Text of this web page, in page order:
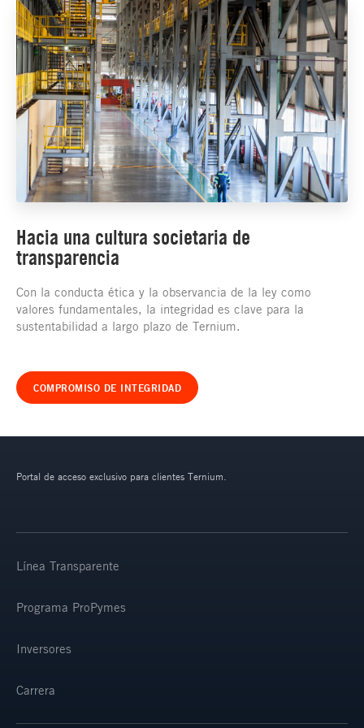
Hacia una cultura societaria de
transparencia
Con la conducta ética y la observancia de la ley como
valores fundamentales, la integridad es clave para la
sustentabilidad a largo plazo de Ternium.
COMPROMISO DE INTEGRIDAD
Portal de acceso exclusivo para clientes Ternium.
Línea Transparente
Programa ProPymes
Inversores
Carrera